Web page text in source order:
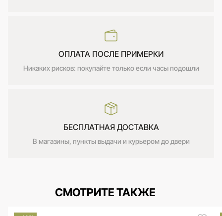
ОПЛАТА ПОСЛЕ ПРИМЕРКИ
Никаких рисков: покупайте только если часы подошли
БЕСПЛАТНАЯ ДОСТАВКА
В магазины, пункты выдачи и курьером до двери
СМОТРИТЕ ТАКЖЕ